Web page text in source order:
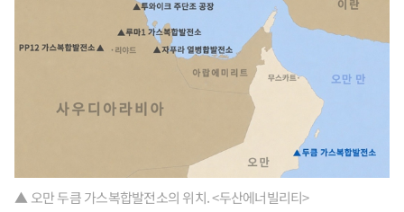
▲ 오만 두큼 가스복합발전소의 위치. <두산에너빌리티>